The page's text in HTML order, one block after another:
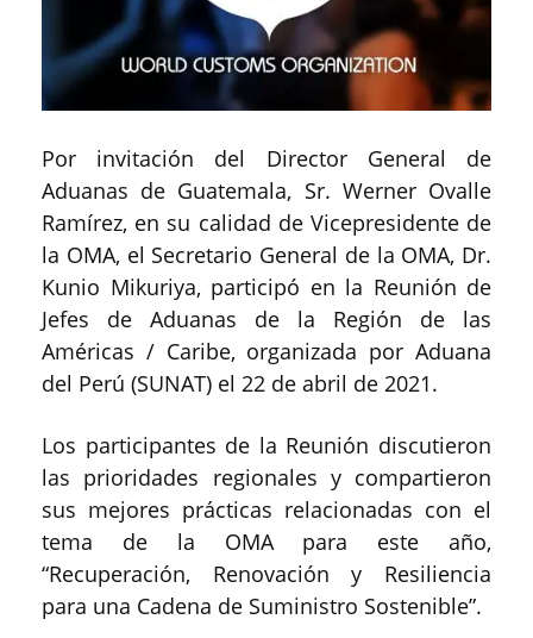
Por invitación del Director General de
Aduanas de Guatemala, Sr. Werner Ovalle
Ramírez, en su calidad de Vicepresidente de
la OMA, el Secretario General de la OMA, Dr.
Kunio Mikuriya, participó en la Reunión de
Jefes de Aduanas de la Región de las
Américas / Caribe, organizada por Aduana
del Perú (SUNAT) el 22 de abril de 2021.
Los participantes de la Reunión discutieron
las prioridades regionales y compartieron
sus mejores prácticas relacionadas con el
tema de la OMA para este año,
“Recuperación, Renovación y Resiliencia
para una Cadena de Suministro Sostenible”.